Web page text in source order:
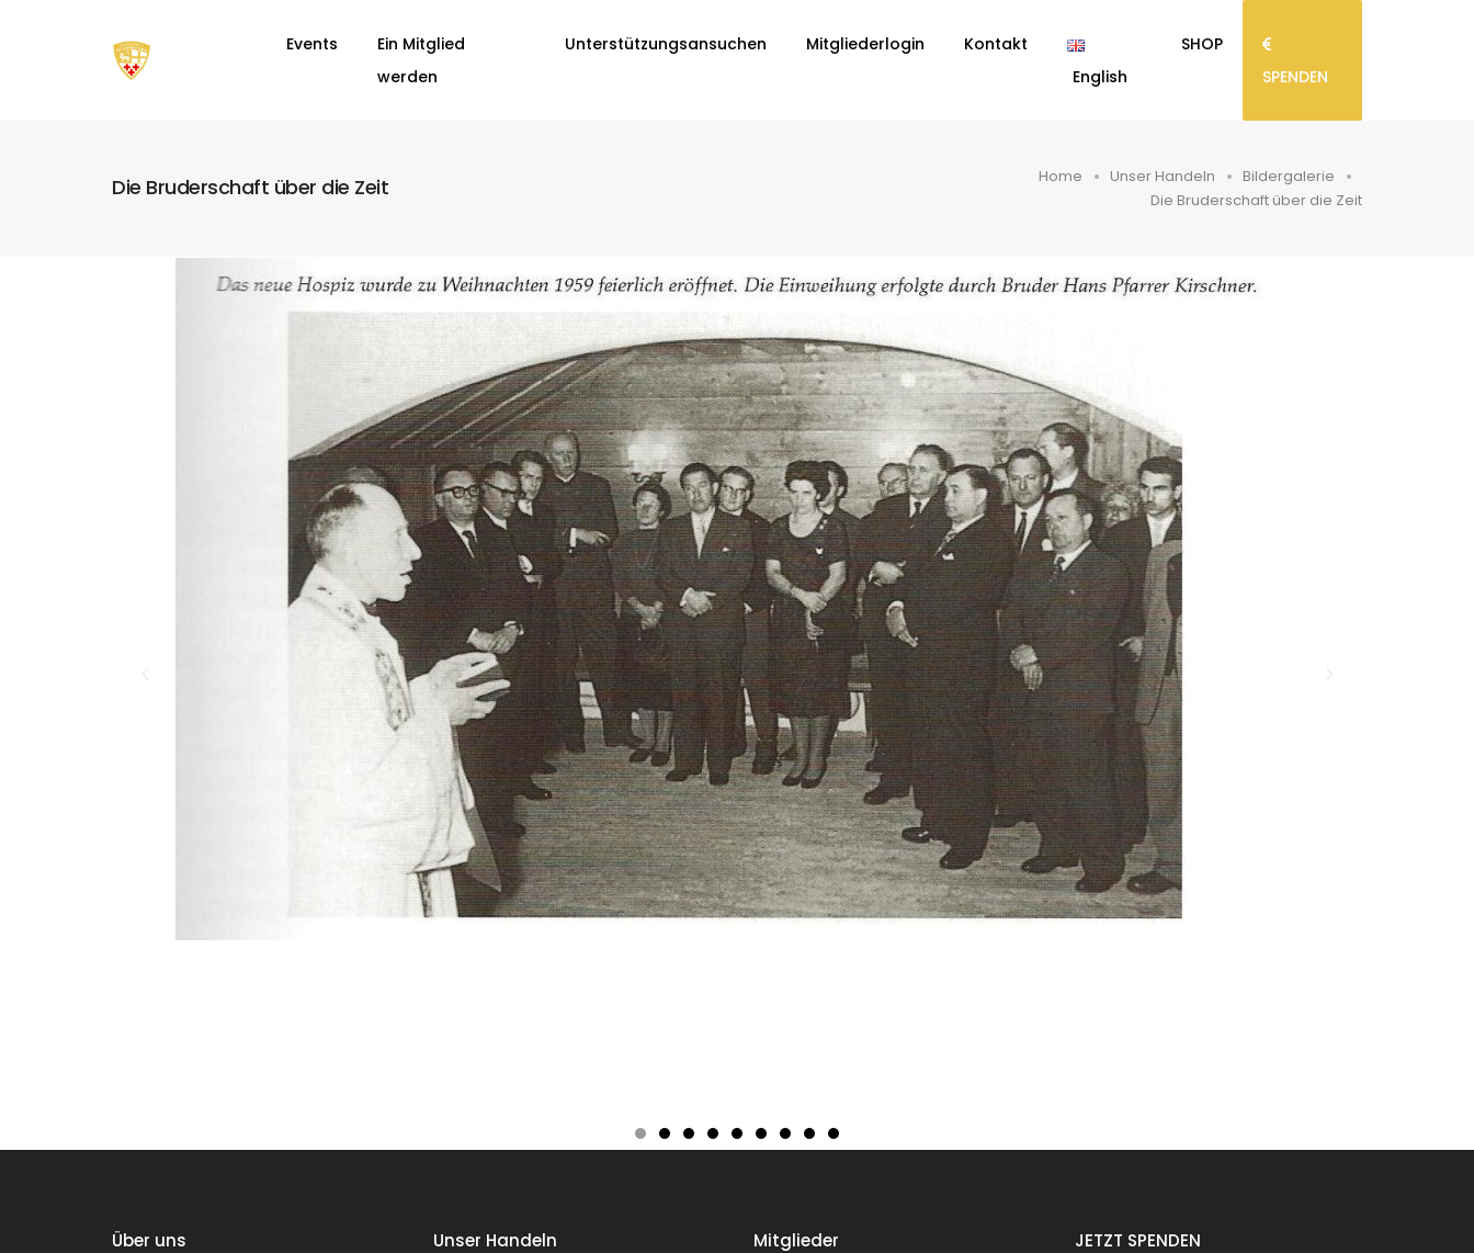
Events
Ein Mitglied
werden
Unterstützungsansuchen Mitgliederlogin
Kontakt
English
SHOP
SPENDEN
Die Bruderschaft über die Zeit Home Unser Handeln
Bildergalerie
Die Bruderschaft über die Zeit
Über uns Unser Handeln Mitglieder
JETZT SPENDEN